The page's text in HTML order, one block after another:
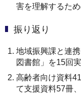
害を理解するた
振り返り
地域振興課と連
図書館」を15回
高齢者向け資料
て支援資料57冊